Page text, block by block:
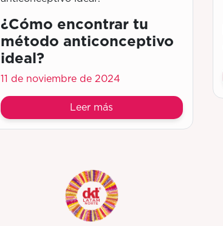
¿Cómo encontrar tu
método anticonceptivo
ideal?
11 de noviembre de 2024
Leer más